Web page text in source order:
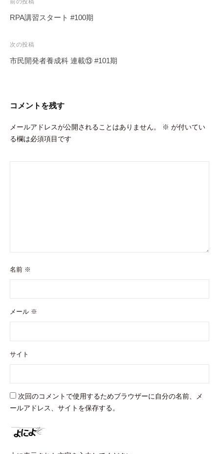
投
稿
ビ
ゲ
ン
RPA講習スタート #100期
次の投稿
市民開発者養成科 連載⑬ #101期
コメントを残す
メールアドレスが公開されることはありません。 ※ が付いてい
る欄は必須項目です
名前 ※
メール ※
サイト
次回のコメントで使用するためブラウザーに自分の名前、メ
ールアドレス、サイトを保存する。